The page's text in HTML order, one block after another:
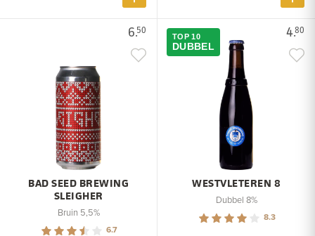
6.50
BAD SEED BREWING
SLEIGHER
Bruin 5,5%
6.7
4.80
TOP 10
DUBBEL
WESTVLETEREN 8
Dubbel 8%
8.3